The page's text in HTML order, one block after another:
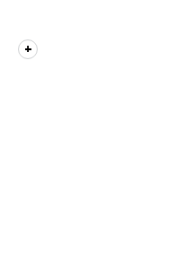
+